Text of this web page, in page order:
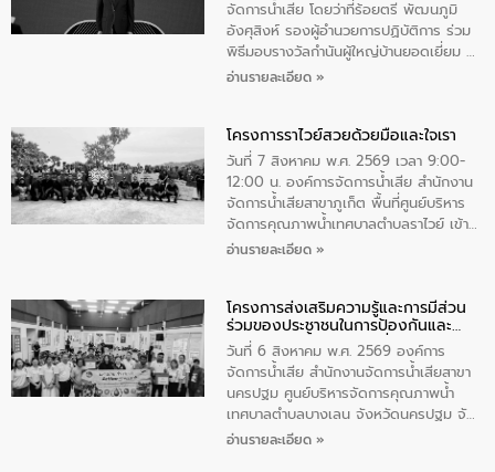
มุกดาหาร โดยในกิจกรรมได้ร่วมปลูกป่า และ
ทําความสะอาดภายในบริเวณ จัดกิจกรรม
เพื่อถวายเป็นพระราชกุศล สมเด็จพระนาง
เจ้าสิริกิติ์พระบรมราชินีนาถ พระบรมราช
จัดการน้ำเสีย โดยว่าที่ร้อยตรี พัฒนภูมิ
อังศุสิงห์ รองผู้อำนวยการปฏิบัติการ ร่วม
พิธีมอบรางวัลกำนันผู้ใหญ่บ้านยอดเยี่ยม ณ
ทำเนียบรัฐบาล โดยมีนายอนุทิน ชาญวีรกูล
ทองคำและประกาศเกียรติคุณให้แก่ กำนัน
ผู้ใหญ่บ้านยอดเยี่ยม พร้อมกล่าวชื่นชม ให้
โอวาท และมอบนโยบาย
อ่านรายละเอียด »
โครงการราไวย์สวยด้วยมือและใจเรา
วันที่ 7 สิงหาคม พ.ศ. 2569 เวลา 9:00-
12:00 น. องค์การจัดการน้ำเสีย สำนักงาน
จัดการน้ำเสียสาขาภูเก็ต พื้นที่ศูนย์บริหาร
จัดการคุณภาพน้ำเทศบาลตำบลราไวย์ เข้า
ร่วมโครงการราไวย์สวยด้วยมือและใจเรา
ประชาชน ตัวแทนจากโรงแรมต่างๆ ในเขต
เทศบาลตำบลราไวย์ ศูนย์บริหารจัดการ
คุณภาพน้ำเทศบาลตำบลราไวย์ นำโดยนาย
น้อย แก้วเศษ ผู้จัดการสำนักงานจัดการน้ำ
เสียสาขาภูเก็ต พร้อมด้วยเจ้าหน้าที่ จำนวน
5 คน ร่วมทำกิจกรรม ทำความสะอาด
ชายหาดและแหล่งท่องเที่ยว ณ บริเวณ
อ่านรายละเอียด »
โครงการส่งเสริมความรู้และการมีส่วน
ร่วมของประชาชนในการป้องกันและ
แก้ไขปัญหาน้ำเสียอย่างยั่งยืน
วันที่ 6 สิงหาคม พ.ศ. 2569 องค์การ
จัดการน้ำเสีย สำนักงานจัดการน้ำเสียสาขา
นครปฐม ศูนย์บริหารจัดการคุณภาพน้ำ
เทศบาลตำบลบางเลน จังหวัดนครปฐม จัด
กิจกรรมภายใต้โครงการส่งเสริมความรู้และ
อ่านรายละเอียด »